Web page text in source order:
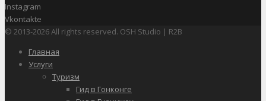
Instagram
Vkontakte
© 2013-2026 All rights reserved. OSH Studio | R2B
Главная
Услуги
Туризм
Гид в Гонконге